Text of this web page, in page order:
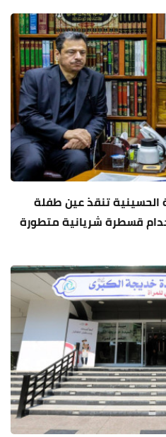
الحسينية تنقذ عين طفلة
قسطرة شريانية متطورة